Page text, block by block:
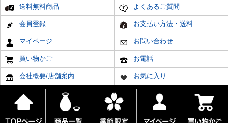
送料無料商品 よくあるご質問
会員登録 お支払い方法・送料
マイページ お問い合わせ
買い物かご お電話
会社概要/店舗案内 お気に入り